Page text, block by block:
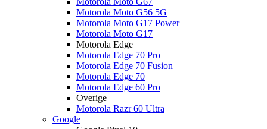
Motorola Moto G56 5G
Motorola Moto G17 Power
Motorola Moto G17
Motorola Edge
Motorola Edge 70 Pro
Motorola Edge 70 Fusion
Motorola Edge 70
Motorola Edge 60 Pro
Overige
Motorola Razr 60 Ultra
Google